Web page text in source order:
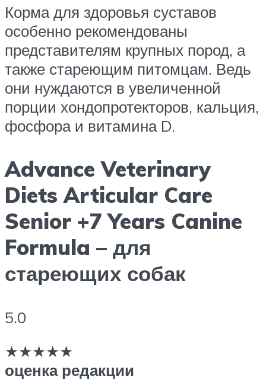
Корма для здоровья суставов
особенно рекомендованы
представителям крупных пород, а
также стареющим питомцам. Ведь
они нуждаются в увеличенной
порции хондопротекторов, кальция,
фосфора и витамина D.
Advance Veterinary
Diets Articular Care
Senior +7 Years Canine
Formula – для
стареющих собак
5.0
★★★★★
оценка редакции